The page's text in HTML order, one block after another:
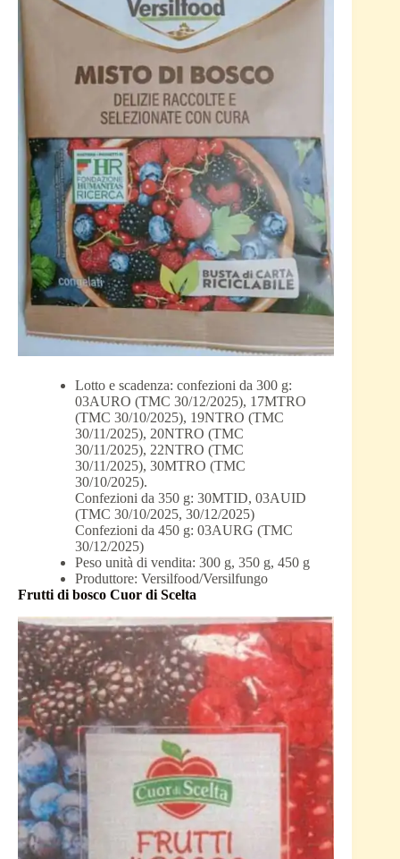
Lotto e scadenza: confezioni da 300 g:
03AURO (TMC 30/12/2025), 17MTRO
(TMC 30/10/2025), 19NTRO (TMC
30/11/2025), 20NTRO (TMC
30/11/2025), 22NTRO (TMC
30/11/2025), 30MTRO (TMC
30/10/2025).
Confezioni da 350 g: 30MTID, 03AUID
(TMC 30/10/2025, 30/12/2025)
Confezioni da 450 g: 03AURG (TMC
30/12/2025)
Peso unità di vendita: 300 g, 350 g, 450 g
Produttore: Versilfood/Versilfungo
Frutti di bosco Cuor di Scelta